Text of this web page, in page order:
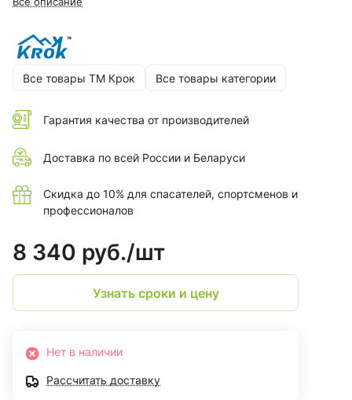
Все товары ТМ Крок Все товары категории
Гарантия качества от производителей
Доставка по всей России и Беларуси
Скидка до 10% для спасателей, спортсменов и
профессионалов
8 340 руб./шт
Узнать сроки и цену
Нет в наличии
Рассчитать доставку